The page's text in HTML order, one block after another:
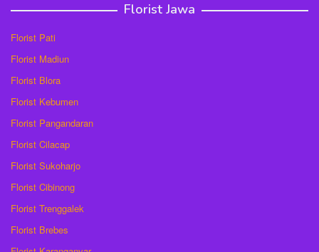
Florist Jawa
Florist Pati
Florist Madiun
Florist Blora
Florist Kebumen
Florist Pangandaran
Florist Cilacap
Florist Sukoharjo
Florist Cibinong
Florist Trenggalek
Florist Brebes